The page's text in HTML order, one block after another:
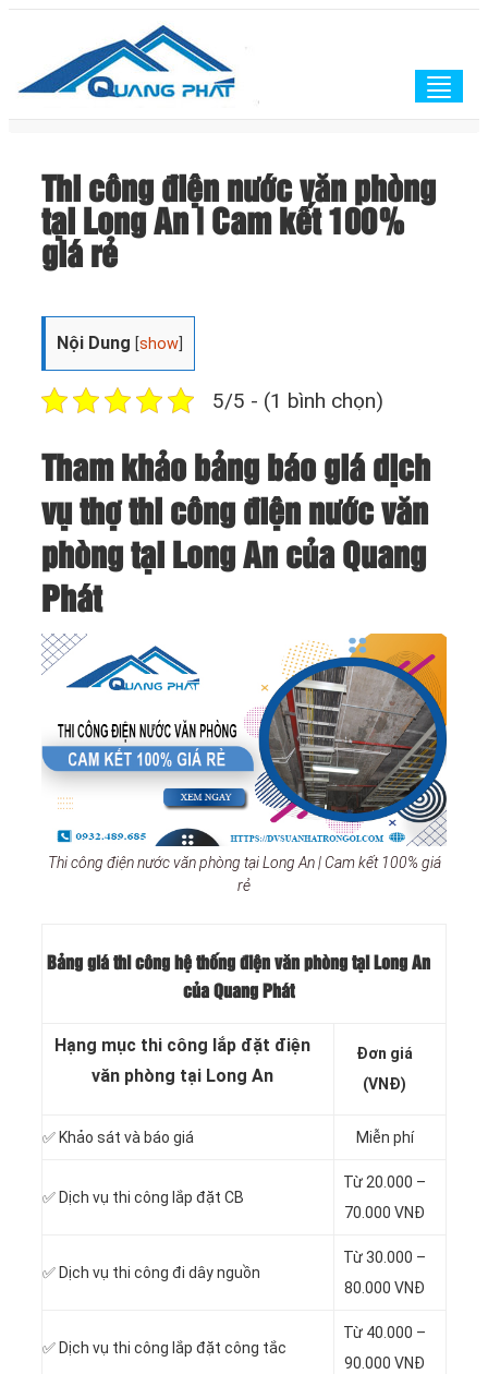
Thi công điện nước văn phòng
tại Long An | Cam kết 100%
giá rẻ
Nội Dung [show
5/5 - (1 bình chọn)
Tham khảo bảng báo giá dịch
vụ thợ thi công điện nước văn
phòng tại Long An của Quang
Phát
Thi công điện nước văn phòng tại Long An | Cam kết 100% giá
rẻ
Bảng giá thi công hệ thống điện văn phòng tại Long An
của Quang Phát
Hạng mục thi công lắp đặt điện
văn phòng tại Long An
Đơn giá
(VNĐ)
✅ Khảo sát và báo giá Miễn phí
✅ Dịch vụ thi công lắp đặt CB
Từ 20.000 –
70.000 VNĐ
✅ Dịch vụ thi công đi dây nguồn
Từ 30.000 –
80.000 VNĐ
✅ Dịch vụ thi công lắp đặt công tắc
Từ 40.000 –
90.000 VNĐ